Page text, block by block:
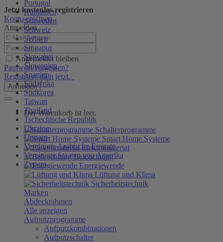
Portugal
Rumänien
Schweden
Schweiz
Serbien
Singapur
Slowakei
Slowenien
Spanien
Südafrika
Südkorea
Taiwan
Thailand
Tschechische Republik
Ukraine
Ungarn
Vereinigte Arabische Emirate
Vereinigte Staaten von Amerika
Zypern
Jetzt kostenlos registrieren
Konto eröffnen
Anmelden
Angemeldet bleiben
Passwort vergessen?
Registriere dich jetzt.
Anmelden
Der Warenkorb ist leer.
Schalterprogramme
Smart Home Systeme
Elektromaterial
Beleuchtung
Energiewende
Lüftung und Klima
Sicherheitstechnik
Marken
Abdeckrahmen
Alle anzeigen
Aufputzprogramme
Aufputzkombinationen
Aufputzschalter